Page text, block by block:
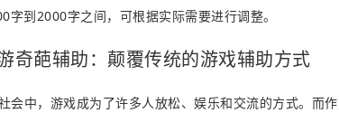
字到2000字之间，可根据实际需要进行调整。
奇葩辅助：颠覆传统的游戏辅助方式
会中，游戏成为了许多人放松、娱乐和交流的方式。而